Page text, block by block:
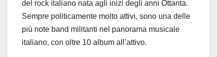
del rock italiano nata agli inizi degli anni Ottanta.
Sempre politicamente molto attivi, sono una delle
più note band militanti nel panorama musicale
italiano, con oltre 10 album all’attivo.